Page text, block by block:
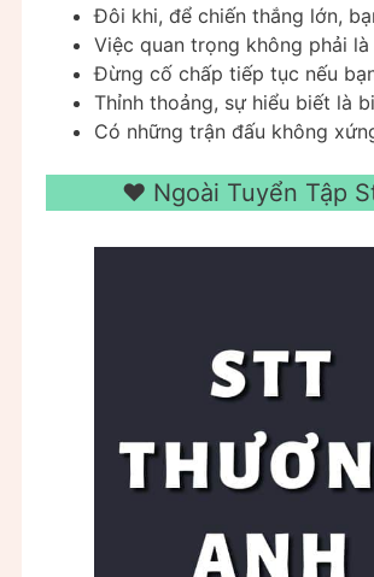
Đôi khi, để chiến thắng lớn,
Việc quan trọng không phải
Đừng cố chấp tiếp tục nếu
Thỉnh thoảng, sự hiểu biết là
Có những trận đấu không
❤️ Ngoài Tuyển Tập